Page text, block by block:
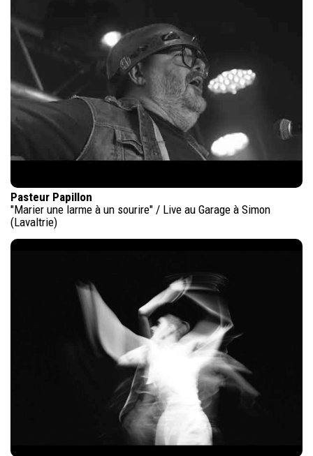
Pasteur Papillon
"Marier une larme à un sourire" / Live au Garage à Simon
(Lavaltrie)